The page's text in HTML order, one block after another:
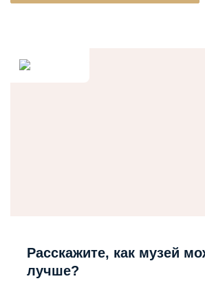
Расскажите, как музей
лучше?